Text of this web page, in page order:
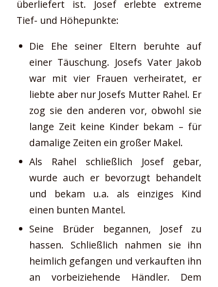
überliefert ist. Josef erlebte extreme
Tief- und Höhepunkte:
Die Ehe seiner Eltern beruhte auf
einer Täuschung. Josefs Vater Jakob
war mit vier Frauen verheiratet, er
liebte aber nur Josefs Mutter Rahel. Er
zog sie den anderen vor, obwohl sie
lange Zeit keine Kinder bekam – für
damalige Zeiten ein großer Makel.
Als Rahel schließlich Josef gebar,
wurde auch er bevorzugt behandelt
und bekam u.a. als einziges Kind
einen bunten Mantel.
Seine Brüder begannen, Josef zu
hassen. Schließlich nahmen sie ihn
heimlich gefangen und verkauften ihn
an vorbeiziehende Händler. Dem